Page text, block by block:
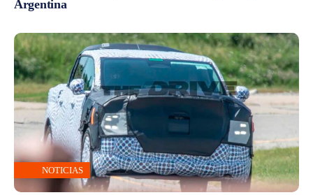
Argentina
NOTICIAS